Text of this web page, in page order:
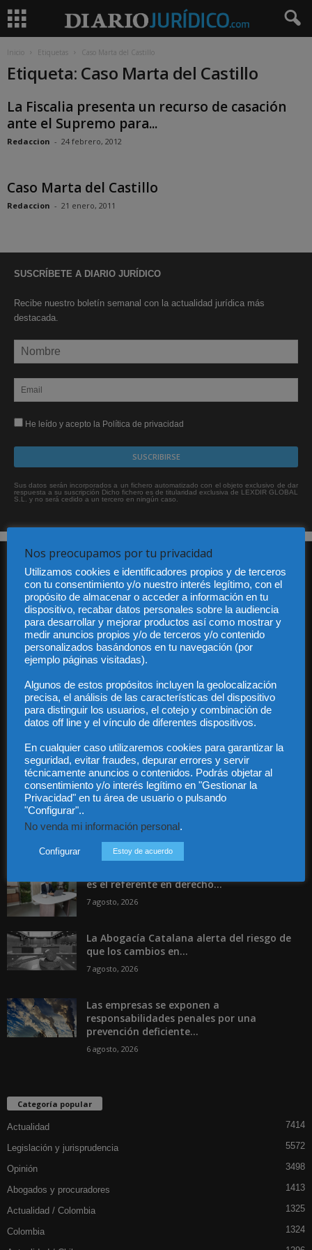
Inicio Etiquetas Caso Marta del Castillo
Etiqueta: Caso Marta del Castillo
La Fiscalia presenta un recurso de casación
ante el Supremo para...
Redaccion - 24 febrero, 2012
Caso Marta del Castillo
Redaccion - 21 enero, 2011
SUSCRÍBETE A DIARIO JURÍDICO
Recibe nuestro boletín semanal con la actualidad jurídica más
destacada.
He leído y acepto la Política de privacidad
Sus datos serán incorporados a un fichero automatizado con el objeto exclusivo de dar
respuesta a su suscripción Dicho fichero es de titularidad exclusiva de LEXDIR GLOBAL
S.L. y no será cedido a un tercero en ningún caso.
Audiencia y Publicidad
Quiénes somos
Legal
Contacto
Guía Colaboradores
Contáctanos:info@diariojuridico.com
Incluso más noticias
es el referente en derecho...
7 agosto, 2026
La Abogacía Catalana alerta del riesgo de
que los cambios en...
7 agosto, 2026
Las empresas se exponen a
responsabilidades penales por una
prevención deficiente...
6 agosto, 2026
Categoría popular
Actualidad 7414
Legislación y jurisprudencia 5572
Opinión 3498
Abogados y procuradores 1413
Actualidad / Colombia 1325
Colombia 1324
Nos preocupamos por tu privacidad
Utilizamos cookies e identificadores propios y de terceros
con tu consentimiento y/o nuestro interés legítimo, con el
propósito de almacenar o acceder a información en tu
dispositivo, recabar datos personales sobre la audiencia
para desarrollar y mejorar productos así como mostrar y
medir anuncios propios y/o de terceros y/o contenido
personalizados basándonos en tu navegación (por
ejemplo páginas visitadas).
Algunos de estos propósitos incluyen la geolocalización
precisa, el análisis de las características del dispositivo
para distinguir los usuarios, el cotejo y combinación de
datos off line y el vínculo de diferentes dispositivos.
En cualquier caso utilizaremos cookies para garantizar la
seguridad, evitar fraudes, depurar errores y servir
técnicamente anuncios o contenidos. Podrás objetar al
consentimiento y/o interés legítimo en "Gestionar la
Privacidad" en tu área de usuario o pulsando
"Configurar"..
No venda mi información personal.
Configurar Estoy de acuerdo